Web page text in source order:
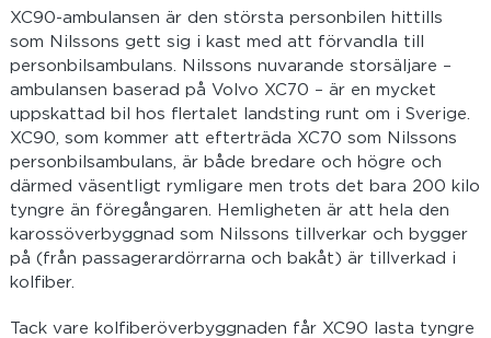
XC90-ambulansen är den största personbilen hittills
som Nilssons gett sig i kast med att förvandla till
personbilsambulans. Nilssons nuvarande storsäljare –
ambulansen baserad på Volvo XC70 – är en mycket
uppskattad bil hos flertalet landsting runt om i Sverige.
XC90, som kommer att efterträda XC70 som Nilssons
personbilsambulans, är både bredare och högre och
därmed väsentligt rymligare men trots det bara 200 kilo
tyngre än föregångaren. Hemligheten är att hela den
karossöverbyggnad som Nilssons tillverkar och bygger
på (från passagerardörrarna och bakåt) är tillverkad i
kolfiber.
Tack vare kolfiberöverbyggnaden får XC90 lasta tyngre